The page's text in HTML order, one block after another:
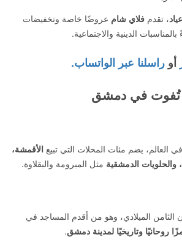
، تقدم فلاي شام عروضًا خاصة وتخفيضات
الدينية والاجتماعية.
أو راسلنا عبر الواتساب.
تُفوت في دمشق
العالم، يضم مئات المحلات التي تبيع الأقمشة،
والحلويات الدمشقية مثل المبرومة والبقلاوة.
الثامن الميلادي، وهو من أقدم المساجد في
روحانيًا وتاريخيًا لمدينة دمشق.